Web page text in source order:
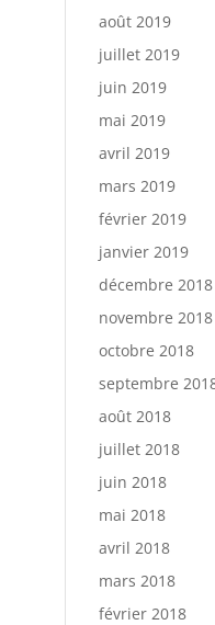
août 2019
juillet 2019
juin 2019
mai 2019
avril 2019
mars 2019
février 2019
janvier 2019
décembre 2018
novembre 2018
octobre 2018
septembre
août 2018
juillet 2018
juin 2018
mai 2018
avril 2018
mars 2018
février 2018